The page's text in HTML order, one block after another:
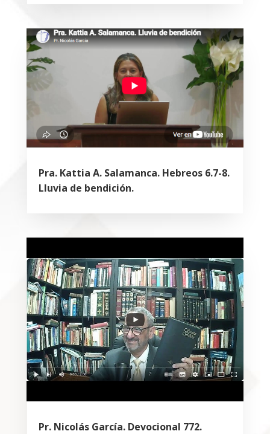
Pra. Kattia A. Salamanca. Hebreos 6.7-8.
Lluvia de bendición.
Pr. Nicolás García. Devocional 772.